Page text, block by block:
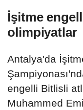
İşitme
olimpiyatlar
Antalya'da
engelli Bitlisli
Muhammed